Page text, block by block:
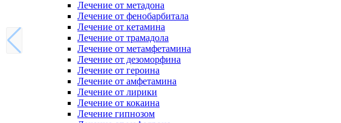
Лечение от метадона
Лечение от фенобарбитала
Лечение от кетамина
Лечение от трамадола
Лечение от метамфетамина
Лечение от дезоморфина
Лечение от героина
Лечение от амфетамина
Лечение от лирики
Лечение от кокаина
Лечение гипнозом